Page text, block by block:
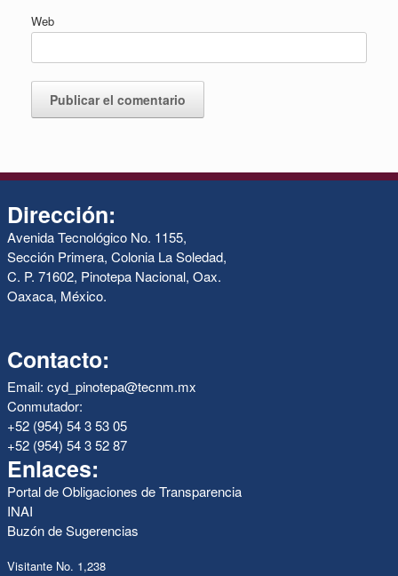
Web
Dirección:
Avenida Tecnológico No. 1155,
Sección Primera, Colonia La Soledad,
C. P. 71602, Pinotepa Nacional, Oax.
Oaxaca, México.
Contacto:
Email: cyd_pinotepa@tecnm.mx
Conmutador:
+52 (954) 54 3 53 05
+52 (954) 54 3 52 87
Enlaces:
Portal de Obligaciones de Transparencia
INAI
Buzón de Sugerencias
Visitante No. 1,238